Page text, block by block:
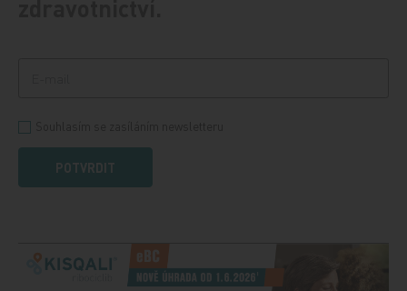
POTVRDIT